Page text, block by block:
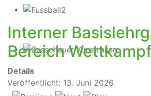
Interner
Bereich
Details
Veröffentlicht: 13. Juni 2026